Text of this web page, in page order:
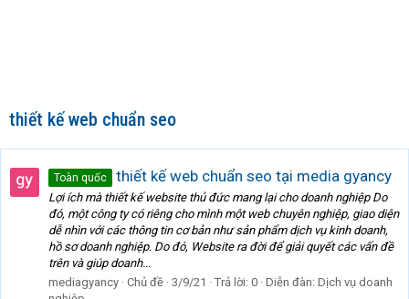
thiết kế web chuẩn seo
Toàn quốc thiết kế web chuẩn seo tại media gyancy
Lợi ích mà thiết kế website thủ đức mang lại cho doanh nghiệp Do
đó, một công ty có riêng cho mình một web chuyên nghiệp, giao diện
dễ nhìn với các thông tin cơ bản như sản phẩm dịch vụ kinh doanh,
hồ sơ doanh nghiệp. Do đó, Website ra đời để giải quyết các vấn đề
trên và giúp doanh...
mediagyancy Chủ đề 3/9/21 Trả lời: 0 Diễn đàn: Dịch vụ doanh